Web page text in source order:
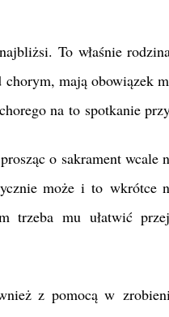
To właśnie
mają obowiązek
na to spotkanie
o sakrament wcale
może i to wkrótce
mu ułatwić
z pomocą w